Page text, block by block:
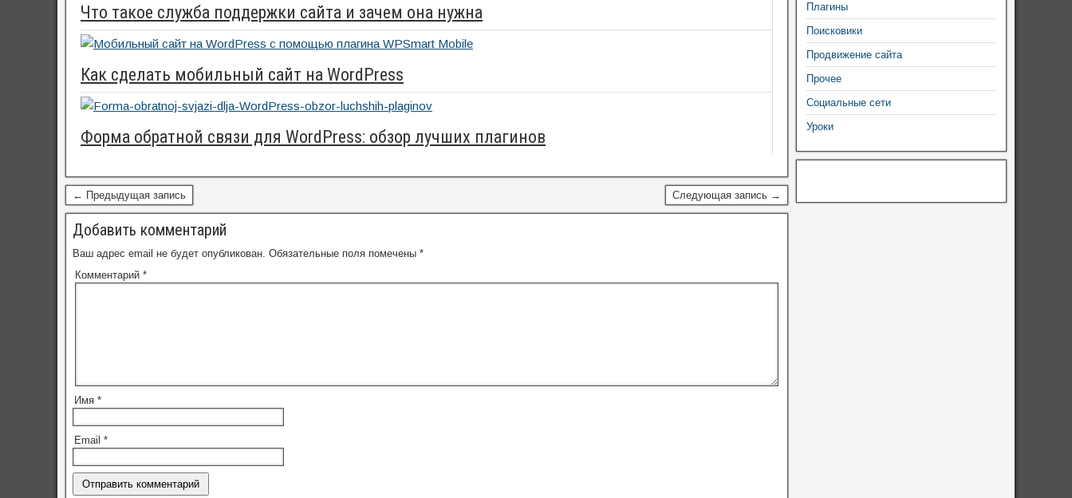
Что такое служба поддержки сайта и зачем она нужна
Как сделать мобильный сайт на WordPress
Форма обратной связи для WordPress: обзор лучших плагинов
← Предыдущая запись Следующая запись →
Добавить комментарий
Ваш адрес email не будет опубликован. Обязательные поля помечены *
Комментарий *
Имя *
Email *
Плагины
Поисковики
Продвижение сайта
Прочее
Социальные сети
Уроки